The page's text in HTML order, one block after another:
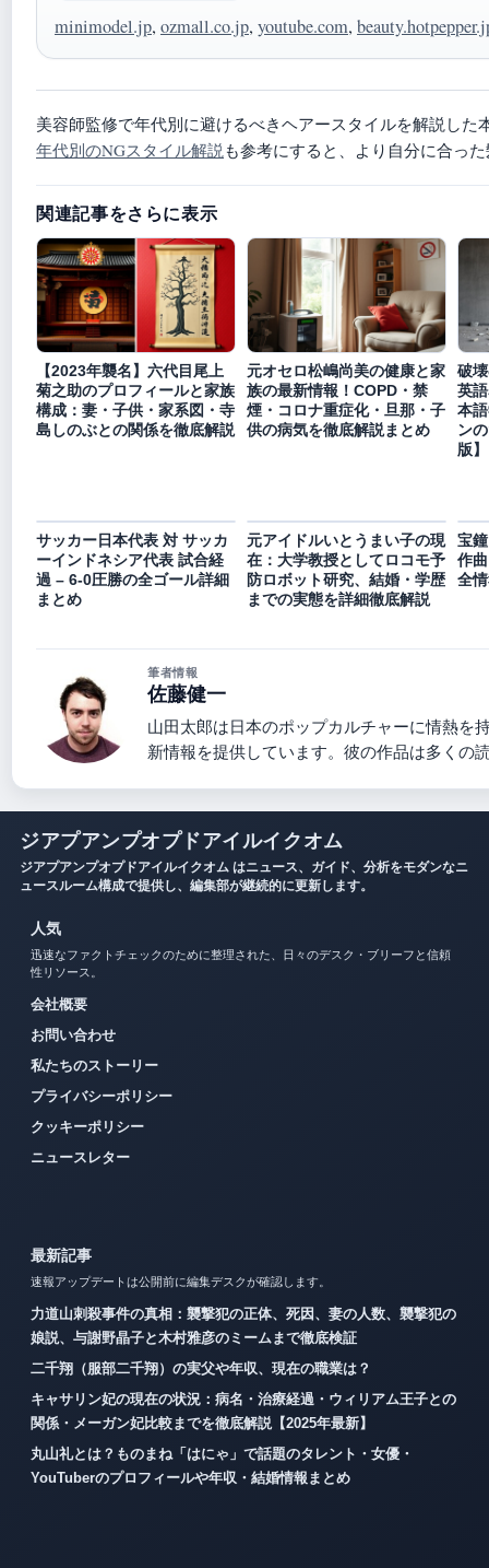
minimodel.jp, ozmall.co.jp, youtube.com,
美容師監修で年代別に避けるべきヘアースタイルを解説した
年代別のNGスタイル解説も参考にすると、より自分に合っ
関連記事をさらに表示
【2023年襲名】六代目尾上
菊之助のプロフィールと家族
構成：妻・子供・家系図・寺
島しのぶとの関係を徹底解説
元オセロ松嶋尚美の健康と家
族の最新情報！COPD・禁
煙・コロナ重症化・旦那・子
供の病気を徹底解説まとめ
破
英
本
ン
版】
サッカー日本代表 対 サッカ
ーインドネシア代表 試合経
過 – 6-0圧勝の全ゴール詳細
まとめ
元アイドルいとうまい子の現
在：大学教授としてロコモ予
防ロボット研究、結婚・学歴
までの実態を詳細徹底解説
宝
作
全
筆者情報
佐藤健一
山田太郎は日本のポップカルチャーに情熱を
新情報を提供しています。彼の作品は多くの
ジアプアンプオプドアイルイクオム
ジアプアンプオプドアイルイクオム はニュース、ガイド、分析をモダンなニ
ュースルーム構成で提供し、編集部が継続的に更新します。
人気
迅速なファクトチェックのために整理された、日々のデスク・ブリーフと信頼
性リソース。
会社概要
お問い合わせ
私たちのストーリー
プライバシーポリシー
クッキーポリシー
ニュースレター
最新記事
速報アップデートは公開前に編集デスクが確認します。
力道山刺殺事件の真相：襲撃犯の正体、死因、妻の人数、襲撃犯の
娘説、与謝野晶子と木村雅彦のミームまで徹底検証
二千翔（服部二千翔）の実父や年収、現在の職業は？
キャサリン妃の現在の状況：病名・治療経過・ウィリアム王子との
関係・メーガン妃比較までを徹底解説【2025年最新】
丸山礼とは？ものまね「はにゃ」で話題のタレント・女優・
YouTuberのプロフィールや年収・結婚情報まとめ